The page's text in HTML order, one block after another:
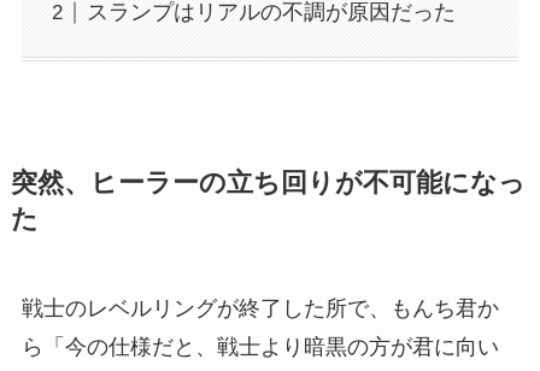
スランプはリアルの不調が原因だった
突然、ヒーラーの立ち回りが不可能になっ
た
戦士のレベルリングが終了した所で、もんち君か
ら「今の仕様だと、戦士より暗黒の方が君に向い